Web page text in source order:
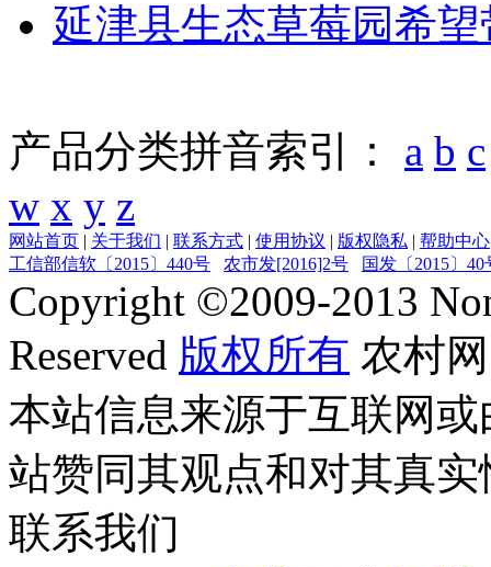
延津县生态草莓园希
产品分类拼音索引： a b c
w x y z
网站首页 | 关于我们 | 联系方式 | 使用协议 | 版权隐私 | 帮助中心
工信部信软〔2015〕440号
农市发[2016]2号 国发〔2015〕40
Copyright ©2009-2013
Reserved 版权所有 农村网
本站信息来源于互联网
站赞同其观点和对其真
联系我们